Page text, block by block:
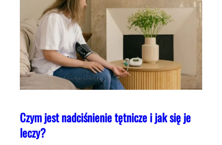
Czym jest nadciśnienie tętnicze i jak się je
leczy?